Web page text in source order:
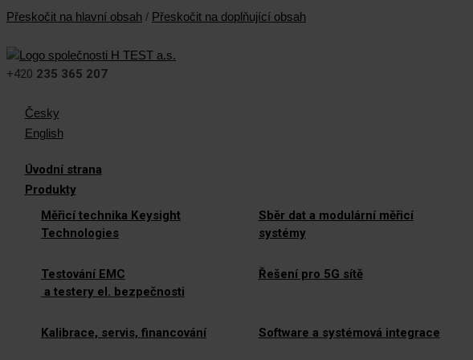
Přeskočit na hlavní obsah / Přeskočit na doplňující obsah
+420 235 365 207
Česky
English
Úvodní strana
Produkty
Měřicí technika Keysight
Technologies
Sběr dat a modulární měřicí
systémy
Testování EMC
a testery el. bezpečnosti
Řešení pro 5G sítě
Kalibrace, servis, financování Software a systémová integrace